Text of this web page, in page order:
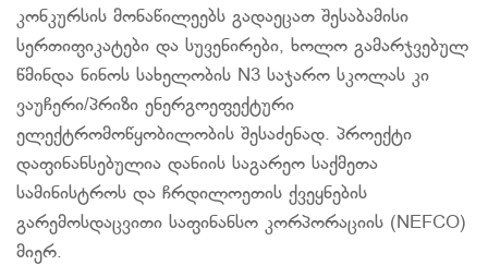
კონკურსის მონაწილეებს გადაეცათ შესაბამისი
სერთიფიკატები და სუვენირები, ხოლო გამარჯვებულ
წმინდა ნინოს სახელობის N3 საჯარო სკოლას კი
ვაუჩერი/პრიზი ენერგოეფექტური
ელექტრომოწყობილობის შესაძენად. პროექტი
დაფინანსებულია დანიის საგარეო საქმეთა
სამინისტროს და ჩრდილოეთის ქვეყნების
გარემოსდაცვითი საფინანსო კორპორაციის (NEFCO)
მიერ.